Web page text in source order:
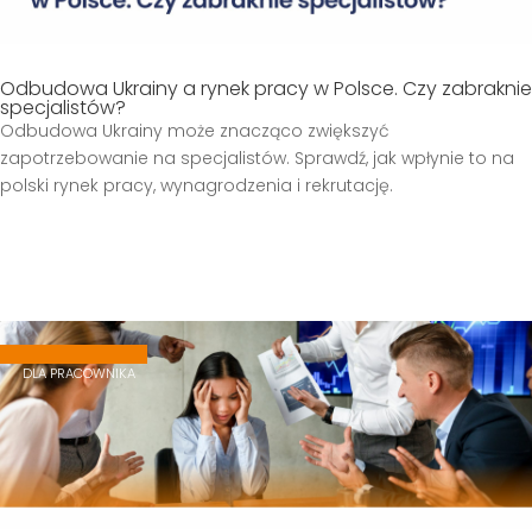
Odbudowa Ukrainy a rynek pracy w Polsce. Czy zabraknie
specjalistów?
Odbudowa Ukrainy może znacząco zwiększyć
zapotrzebowanie na specjalistów. Sprawdź, jak wpłynie to na
polski rynek pracy, wynagrodzenia i rekrutację.
DLA PRACOWNIKA